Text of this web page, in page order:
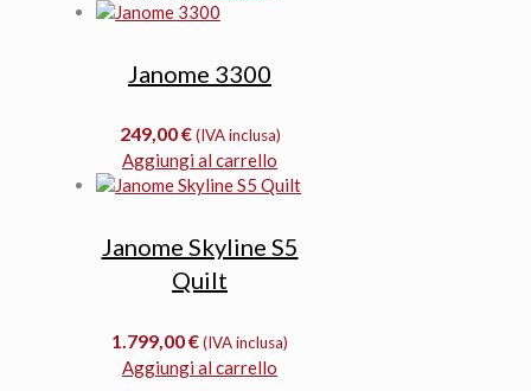
Janome 3300
249,00€ (IVA inclusa)
Aggiungi al carrello
Janome Skyline S5
Quilt
1.799,00€(IVA inclusa)
Aggiungi al carrello